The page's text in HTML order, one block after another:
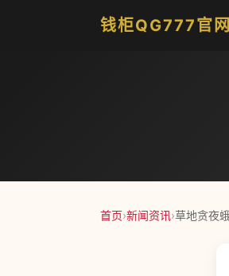
钱柜QG777官
首页›新闻资讯›草地贪夜